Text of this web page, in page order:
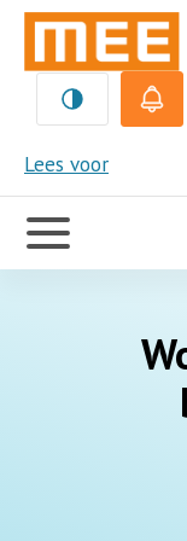
Lees voor
MEE
Handige
links